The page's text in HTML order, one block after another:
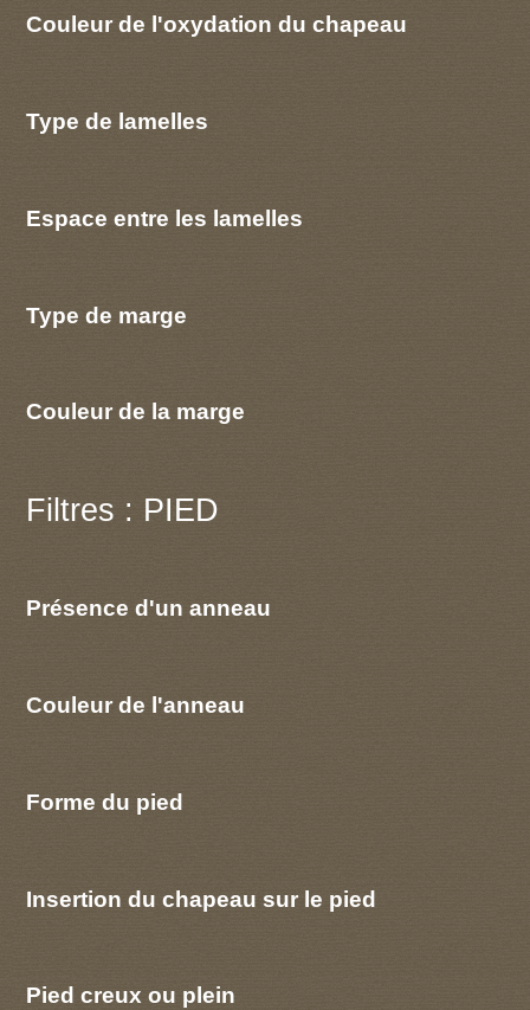
Couleur de l'oxydation du chapeau
Type de lamelles
Espace entre les lamelles
Type de marge
Couleur de la marge
Filtres : PIED
Présence d'un anneau
Couleur de l'anneau
Forme du pied
Insertion du chapeau sur le pied
Pied creux ou plein